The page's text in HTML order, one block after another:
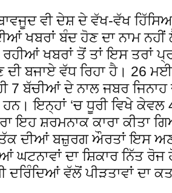
ਵੀ ਦੇਸ਼ ਦੇ ਵੱਖ-ਵੱਖ
ਖਬਰਾਂ ਬੰਦ ਹੋਣ ਦਾ ਨਾਮ
ਖਬਰਾਂ ਤੋਂ ਤਾਂ ਇਸ ਤਰਾਂ
ਬਜਾਏ ਵੱਧ ਰਿਹਾ ਹੈ। 26
7 ਬੱਚੀਆਂ ਦੇ ਨਾਲ ਜਬਰ
ਇਨ੍ਹਾਂ ‘ਚ ਧੂਰੀ ਵਿਖੇ ਕੇਵਲ
ਇਹ ਸ਼ਰਮਨਾਕ ਕਾਰਾ ਕੀਤਾ
ਦੀਆਂ ਬਜ਼ੁਰਗ ਔਰਤਾਂ ਇਸ
ਘਟਨਾਵਾਂ ਦਾ ਸ਼ਿਕਾਰ ਨਿੱਤ
ਵੱਲੋਂ ਪੀੜਤਾਵਾਂ ਦਾ